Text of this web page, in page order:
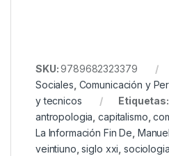
SKU:9789682323379
Sociales Comunicación y
y tecnicos
Etiquetas:
antropologia ,capitalismo ,
La Información Fin De
veintiuno ,siglo xxi sociologia